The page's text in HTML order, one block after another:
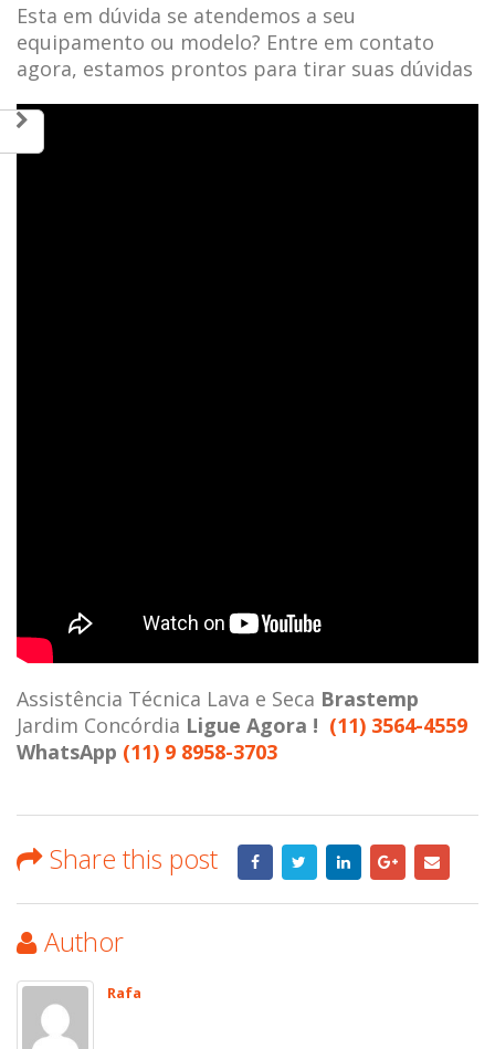
Esta em dúvida se atendemos a seu
equipamento ou modelo? Entre em contato
agora, estamos prontos para tirar suas dúvidas
Assistência Técnica Lava e Seca Brastemp
Jardim Concórdia Ligue Agora ! (11) 3564-4559
WhatsApp (11) 9 8958-3703
Share this post
Author
Rafa